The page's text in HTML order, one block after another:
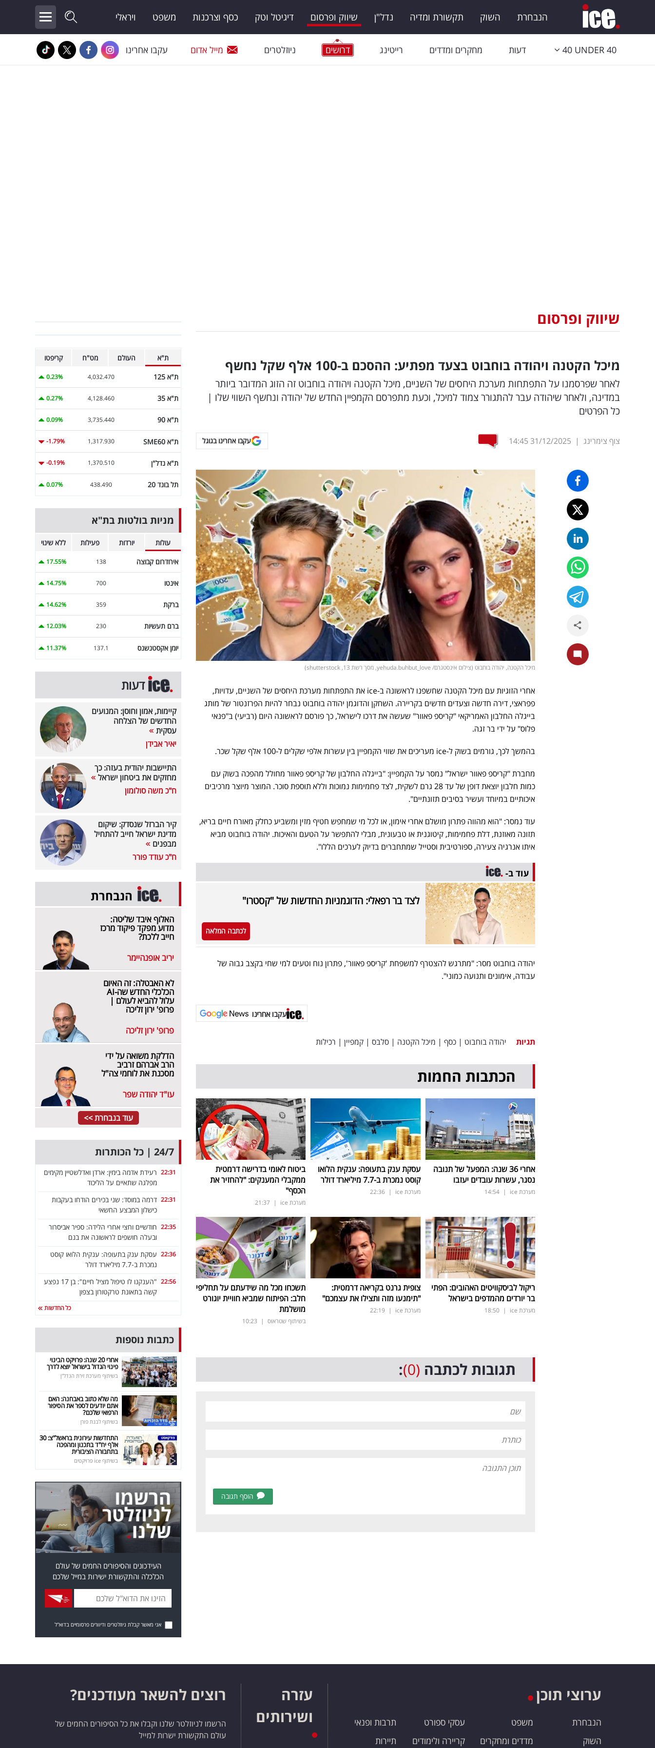
הנבחרת השוק תקשורת ומדיה נדל"ן שיווק ופרסום דיגיטל וטק כסף וצרכנות משפט ויראלי
40 UNDER 40 דעות מחקרים ומדדים רייטינג דרושים ניוזלטרים מייל אדום עקבו אחרינו
שיווק ופרסום
מיכל הקטנה ויהודה בוחבוט בצעד מפתיע: ההסכם ב-100 אלף שקל נחשף
לאחר שפרסמנו על התפתחות מערכת היחסים של השניים, מיכל הקטנה ויהודה בוחבוט זה הזוג המדובר ביותר
במדינה, ולאחר שיהודה עבר להתגורר צמוד למיכל, וכעת מתפרסם הקמפיין החדש של יהודה ונחשף השווי שלו |
כל הפרטים
צוף צימרינג |
31/12/2025
14:45 עקבו אחרינו בגוגל
מיכל הקטנה, יהודה בוחבוט (צילום אינסטגרם/ yehuda.buhbut_love, מסך רשת 13, shutterstock)
אחרי הזוגיות עם מיכל הקטנה שחשפנו לראשונה ב-ice את התפתחות מערכת היחסים של השניים, עדויות,
פפראצי, דירה חדשה וצעדים חדשים בקריירה. השחקן והדוגמן יהודה בוחבוט נבחר להיות הפרזנטור של מותג
בייגלה החלבון האמריקאי "קריספ פאוור" שעשה את דרכו לישראל, כך פורסם לראשונה היום (רביעי) ב"פנאי
פלוס" על ידי בר זגה.
בהמשך לכך, גורמים בשוק ל-ice מעריכים את שווי הקמפיין בין עשרות אלפי שקלים ל-100 אלף שקל שכר.
מחברת "קריספ פאוור ישראל" נמסר על הקמפיין: "בייגלה החלבון של קריספ פאוור מחולל מהפכה בשוק עם
כמות חלבון יוצאת דופן של עד 28 גרם לשקית, לצד פחמימות נמוכות וללא תוספת סוכר. המוצר מיוצר מרכיבים
איכותיים במיוחד ועשיר בסיבים תזונתיים".
עוד נמסר: "הוא מהווה פתרון מושלם אחרי אימון, או לכל מי שמחפש חטיף מזין ומשביע כחלק מאורח חיים בריא,
תזונה מאוזנת, דלת פחמימות, קיטוגנית או טבעונית, מבלי להתפשר על הטעם והאיכות. יהודה בוחבוט מביא
איתו אנרגיה צעירה, ספורטיבית וסטייל שמתחברים בדיוק לערכים הללו".
עוד ב-
לצד בר רפאלי: הדוגמניות החדשות של "קסטרו"
לכתבה המלאה
יהודה בוחבוט מסר: "מתרגש להצטרף למשפחת 'קריספ פאוור', פתרון נוח וטעים למי שחי בקצב גבוה של
עבודה, אימונים ותנועה כמוני".
עקבו אחרינו
תגיות יהודה בוחבוט | כסף | מיכל הקטנה | סלבס | קמפיין | רכילות
הכתבות החמות
אחרי 36 שנה: המפעל של תנובה
נסגר, עשרות עובדים יעזבו
מערכת ice |
14:54
עסקת ענק בתעופה: ענקית הלואו
קוסט נמכרת ב-7.7 מיליארד דולר
מערכת ice |
22:36
ביטוח לאומי בדרישה דרמטית
ממקבלי המענקים: "להחזיר את
הכסף"
מערכת ice |
21:37
ריקול לביסקוויטים האהובים: הפתי
בר יורדים מהמדפים בישראל
מערכת ice |
18:50
צופית גרנט בקריאה דרמטית:
"תימנעו מזה ותצילו את עצמכם"
מערכת ice |
22:19
תשכחו מכל מה שידעתם על תחליפי
חלב: הפיתוח שמביא חוויית יוגורט
מושלמת
בשיתוף שטראוס |
10:23
תגובות לכתבה (0)
:
הוסף תגובה
ת"א העולם מט"ח קריפטו
ת"א 125 4,032.470
0.23%
ת"א 35 4,128.460
0.27%
ת"א 90 3,735.440
0.09%
ת"א SME60 1,317.930
-1.79%
ת"א נדל"ן 1,370.510
-0.19%
תל בונד 20 438.490
0.07%
מניות בולטות בת"א
עולות יורדות פעילות ללא שינוי
אירודרום קבוצה 138
17.55%
אינטו 700
14.75%
ברקת 359
14.62%
ברם תעשיות 230
12.03%
יומן אקסטנשנס 137.1
11.37%
דעות
קיימות, אמון וחוסן: המנועים
החדשים של הצלחה
עסקית
יאיר אבידן
התיישבות יהודית בעזה: כך
מחזקים את ביטחון ישראל
ח"כ משה סולומון
קיר הברזל שנסדק: שיקום
מדינת ישראל חייב להתחיל
מבפנים
ח"כ עודד פורר
הנבחרת
האלוף איבד שליטה:
מדוע מפקד פיקוד מרכז
חייב ללכת?
יריב אופנהיימר
לא האבטלה: זה האיום
הכלכלי החדש שה-AI
עלול להביא לעולם |
פרופ' ירון זליכה
פרופ' ירון זליכה
הדלקת משואה על ידי
הרב אברהם זרביב
מסכנת את לוחמי צה"ל
עו"ד יהודה שפר
עוד בנבחרת >>
24/7 | כל הכותרות
22:31 רעידת אדמה בימין: ארדן ואדלשטיין מקימים
מפלגה שתאיים על הליכוד
22:31 דרמה במוסד: שני בכירים הודחו בעקבות
כישלון המבצע החשאי
22:35 חודשיים וחצי אחרי הלידה: ספיר אביסרור
ובעלה חושפים לראשונה את בנם
22:36 עסקת ענק בתעופה: ענקית הלואו קוסט
נמכרת ב-7.7 מיליארד דולר
22:56
"הענקנו לו טיפול מציל חיים": בן 17 נפצע
קשה בתאונת טרקטורון בצפון
כל החדשות
כתבות נוספות
אחרי 20 שנה: פרויקט הבינוי
פינוי הגדול בישראל יוצא לדרך
בשיתוף מערכת זירת הנדל"ן
מה שלא כתוב באבחנה: האם
אתם יודעים לספר את הסיפור
הרפואי שלכם?
בשיתוף לבנת פורן
התחדשות עירונית בראשל"צ: 30
אלף יח"ד בתכנון ומהפכה
בתחבורה הציבורית
בשיתוף ice פרויקטים
העידכונים והסיפורים החמים של עולם
הכלכלה והתקשורת ישירות במייל שלכם
אני מאשר קבלת ניוזלטרים ודיוורים פרסומיים בדוא"ל
ערוצי תוכן
הנבחרת
השוק
משפט
מדדים ומחקרים
עסקי ספורט
קריירה ולימודים
תרבות ופנאי
תיירות
עזרה
ושירותים
רוצים להשאר מעודכנים?
הרשמו לניוזלטר שלנו וקבלו את כל הסיפורים החמים של
עולם התקשורת ישרות למייל